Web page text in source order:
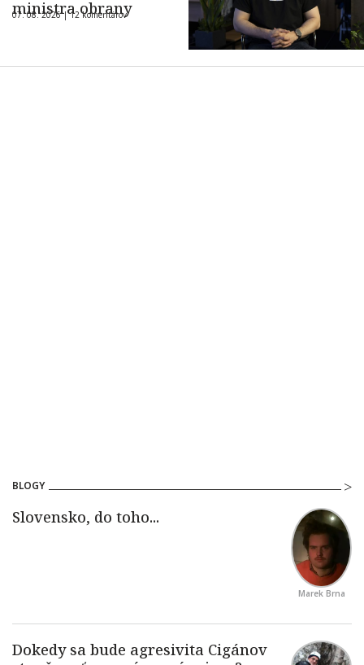
ministra obrany
07. 08. 2026 |12 komentárov
BLOGY
Marek Brna